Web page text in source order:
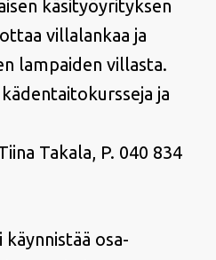
käsityöyrityksen
villalankaa ja
lampaiden villasta.
ja
Takala, P. 040 834
osa-